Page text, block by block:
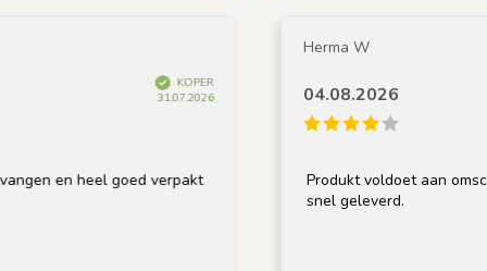
KOPER
31.07.2026
heel goed verpakt
Herma W
04.08.2026
Produkt voldoet aan
snel geleverd.